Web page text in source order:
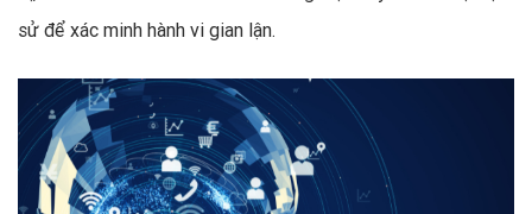
sử để xác minh hành vi gian lận.